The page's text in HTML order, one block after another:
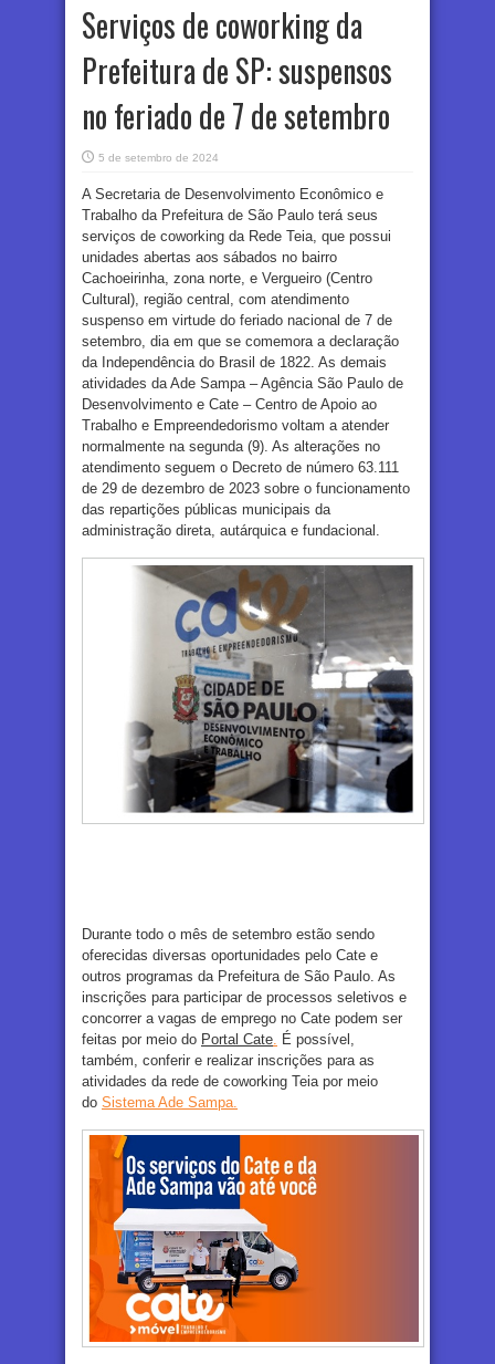
Serviços de coworking da
Prefeitura de SP: suspensos
no feriado de 7 de setembro
5 de setembro de 2024
A Secretaria de Desenvolvimento Econômico e
Trabalho da Prefeitura de São Paulo terá seus
serviços de coworking da Rede Teia, que possui
unidades abertas aos sábados no bairro
Cachoeirinha, zona norte, e Vergueiro (Centro
Cultural), região central, com atendimento
suspenso em virtude do feriado nacional de 7 de
setembro, dia em que se comemora a declaração
da Independência do Brasil de 1822. As demais
atividades da Ade Sampa – Agência São Paulo de
Desenvolvimento e Cate – Centro de Apoio ao
Trabalho e Empreendedorismo voltam a atender
normalmente na segunda (9). As alterações no
atendimento seguem o Decreto de número 63.111
de 29 de dezembro de 2023 sobre o funcionamento
das repartições públicas municipais da
administração direta, autárquica e fundacional.
Durante todo o mês de setembro estão sendo
oferecidas diversas oportunidades pelo Cate e
outros programas da Prefeitura de São Paulo. As
inscrições para participar de processos seletivos e
concorrer a vagas de emprego no Cate podem ser
feitas por meio do Portal Cate. É possível,
também, conferir e realizar inscrições para as
atividades da rede de coworking Teia por meio
do Sistema Ade Sampa.